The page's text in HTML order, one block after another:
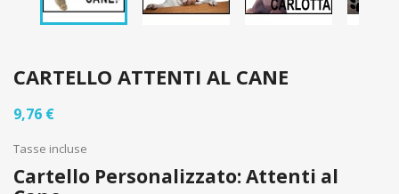
CARTELLO ATTENTI AL CANE
9,76 €
Tasse incluse
Cartello Personalizzato: Attenti al